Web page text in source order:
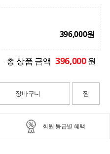
396,000원
총 상품 금액 396,000원
장바구니 찜
회원 등급별 혜택